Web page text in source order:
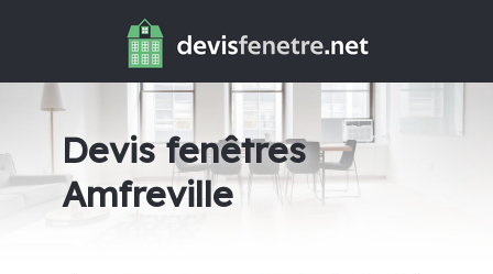
Devis fenêtres
Amfreville